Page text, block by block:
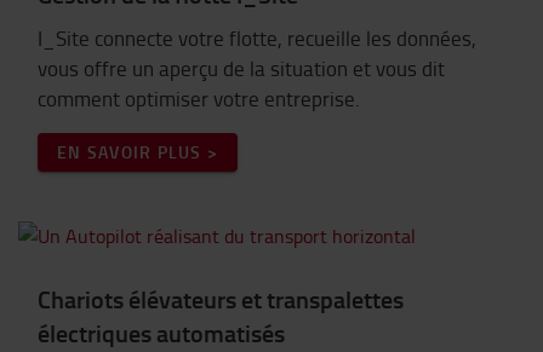
I_Site connecte votre flotte, recueille les données,
vous offre un aperçu de la situation et vous dit
comment optimiser votre entreprise.
​​​​​​​EN SAVOIR PLUS >
Chariots élévateurs et transpalettes
électriques automatisés